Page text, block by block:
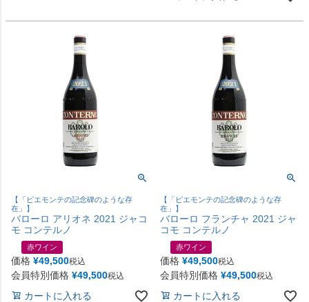
【「ピエモンテの記念碑のような存
在」】
バローロ アリオネ 2021 ジャコ
モ コンテルノ
赤ワイン
価格 ¥49,500税込
会員特別価格 ¥49,500税込
カートに入れる
【「ピエモンテの記念碑のような存
在」】
バローロ フランチャ 2021 ジャ
コモ コンテルノ
赤ワイン
価格 ¥49,500税込
会員特別価格 ¥49,500税込
カートに入れる